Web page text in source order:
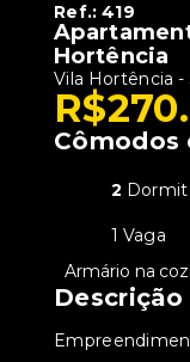
Ref.:419
Hortência
Vila Hortência -
Cômodos
2
1 Vaga
Armário na